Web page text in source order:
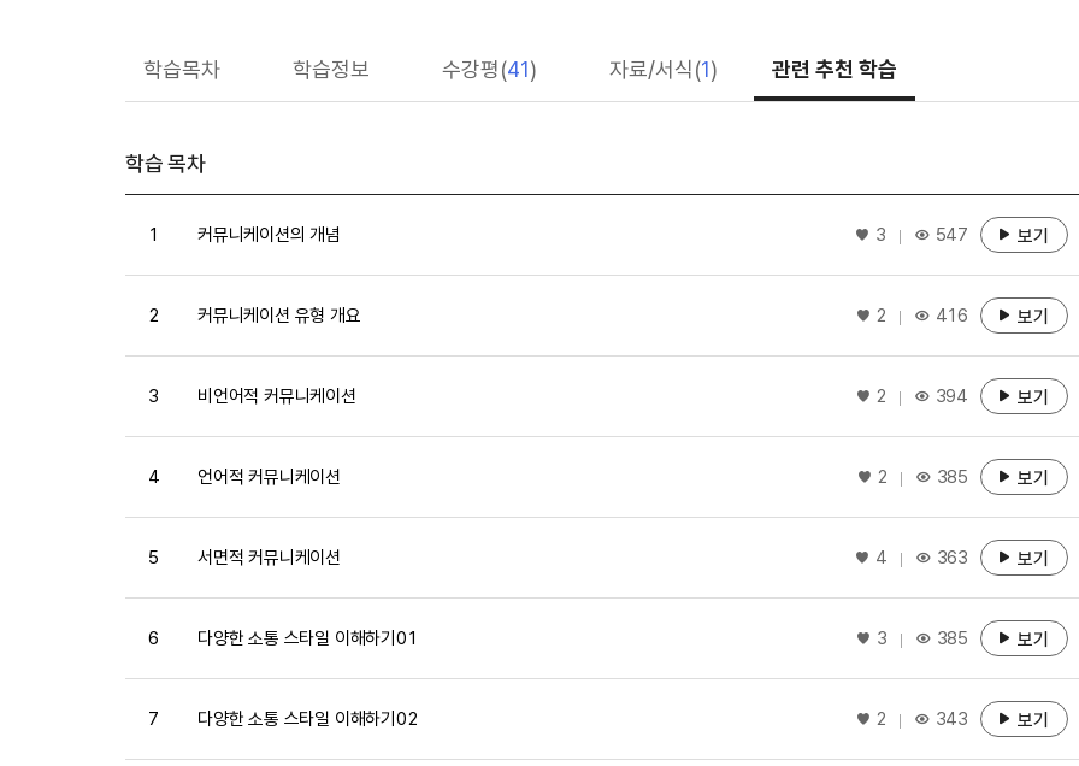
학습목차 학습정보 수강평(41) 자료/서식(1) 관련 추천 학습
학습 목차
1 커뮤니케이션의 개념 좋아요
3 547 보기
2 커뮤니케이션 유형 개요 좋아요
2 416 보기
3 비언어적 커뮤니케이션 좋아요
2 394 보기
4 언어적 커뮤니케이션 좋아요
2 385 보기
5 서면적 커뮤니케이션 좋아요
4 363 보기
6 다양한 소통 스타일 이해하기01 좋아요
3 385 보기
7 다양한 소통 스타일 이해하기02 좋아요
2 343 보기